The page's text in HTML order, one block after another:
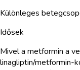
Különleges
Idősek
Mivel a metformin a
linagliptin/metformin-